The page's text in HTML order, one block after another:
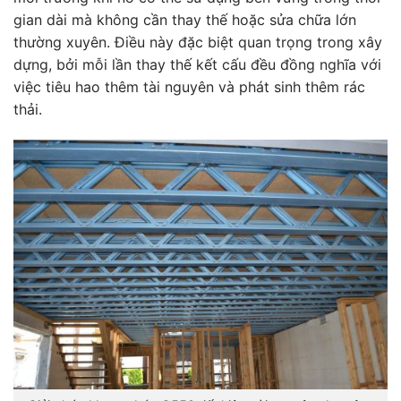
gian dài mà không cần thay thế hoặc sửa chữa lớn
thường xuyên. Điều này đặc biệt quan trọng trong xây
dựng, bởi mỗi lần thay thế kết cấu đều đồng nghĩa với
việc tiêu hao thêm tài nguyên và phát sinh thêm rác
thải.